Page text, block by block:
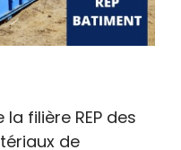
filière REP des
de